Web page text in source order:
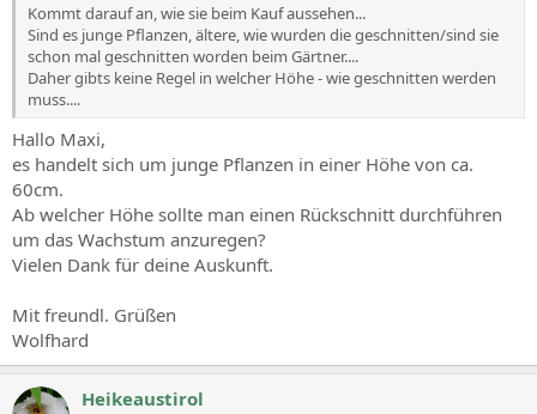
Kommt darauf an, wie sie beim Kauf aussehen...
Sind es junge Pflanzen, ältere, wie wurden die geschnitten/sind sie
schon mal geschnitten worden beim Gärtner....
Daher gibts keine Regel in welcher Höhe - wie geschnitten werden
muss....
Hallo Maxi,
es handelt sich um junge Pflanzen in einer Höhe von ca.
60cm.
Ab welcher Höhe sollte man einen Rückschnitt durchführen
um das Wachstum anzuregen?
Vielen Dank für deine Auskunft.
Mit freundl. Grüßen
Wolfhard
Heikeaustirol